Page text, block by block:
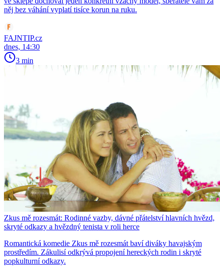
něj bez váhání vyplatí tisíce korun na ruku.
FAJNTIP.cz
dnes, 14:30
3 min
Zkus mě rozesmát: Rodinné vazby, dávné přátelství hlavních hvězd,
skryté odkazy a hvězdný tenista v roli herce
Romantická komedie Zkus mě rozesmát baví diváky havajským
prostředím. Zákulisí odkrývá propojení hereckých rodin i skryté
popkulturní odkazy.